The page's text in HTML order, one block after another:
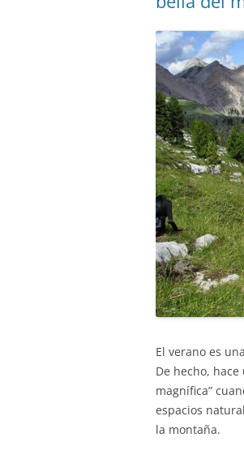
El verano es
De hecho,
magnífica”
espacios
la montaña.